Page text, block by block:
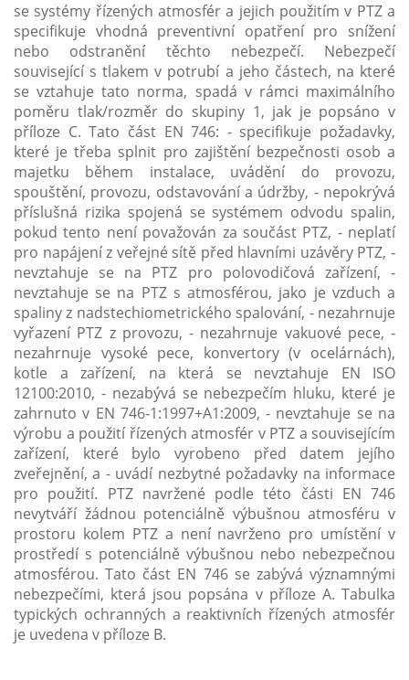
se systémy řízených atmosfér a jejich použitím v PTZ a
specifikuje vhodná preventivní opatření pro snížení
nebo odstranění těchto nebezpečí. Nebezpečí
související s tlakem v potrubí a jeho částech, na které
se vztahuje tato norma, spadá v rámci maximálního
poměru tlak/rozměr do skupiny 1, jak je popsáno v
příloze C. Tato část EN 746: - specifikuje požadavky,
které je třeba splnit pro zajištění bezpečnosti osob a
majetku během instalace, uvádění do provozu,
spouštění, provozu, odstavování a údržby, - nepokrývá
příslušná rizika spojená se systémem odvodu spalin,
pokud tento není považován za součást PTZ, - neplatí
pro napájení z veřejné sítě před hlavními uzávěry PTZ, -
nevztahuje se na PTZ pro polovodičová zařízení, -
nevztahuje se na PTZ s atmosférou, jako je vzduch a
spaliny z nadstechiometrického spalování, - nezahrnuje
vyřazení PTZ z provozu, - nezahrnuje vakuové pece, -
nezahrnuje vysoké pece, konvertory (v ocelárnách),
kotle a zařízení, na která se nevztahuje EN ISO
12100:2010, - nezabývá se nebezpečím hluku, které je
zahrnuto v EN 746-1:1997+A1:2009, - nevztahuje se na
výrobu a použití řízených atmosfér v PTZ a souvisejícím
zařízení, které bylo vyrobeno před datem jejího
zveřejnění, a - uvádí nezbytné požadavky na informace
pro použití. PTZ navržené podle této části EN 746
nevytváří žádnou potenciálně výbušnou atmosféru v
prostoru kolem PTZ a není navrženo pro umístění v
prostředí s potenciálně výbušnou nebo nebezpečnou
atmosférou. Tato část EN 746 se zabývá významnými
nebezpečími, která jsou popsána v příloze A. Tabulka
typických ochranných a reaktivních řízených atmosfér
je uvedena v příloze B.